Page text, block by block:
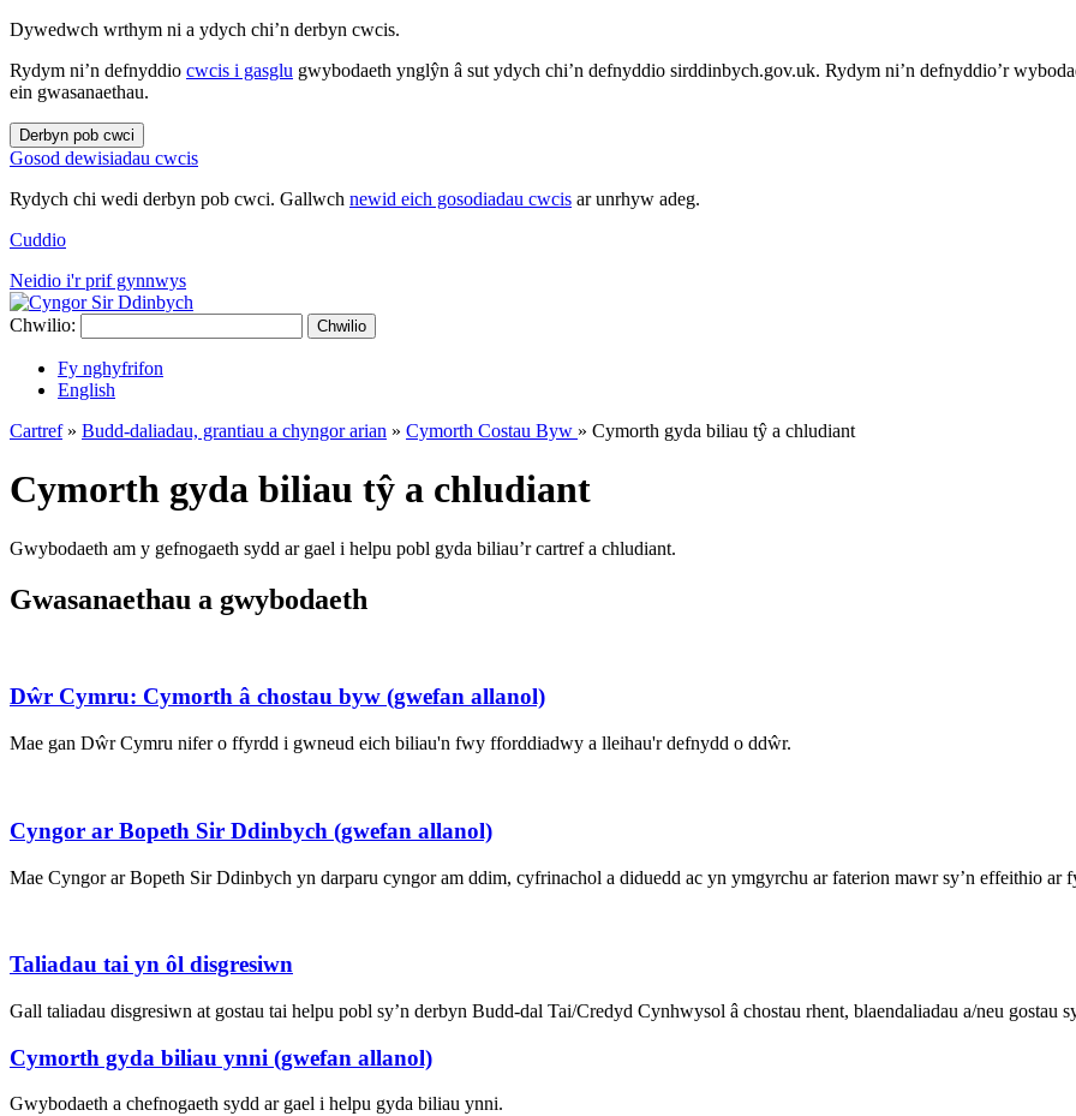
Dywedwch wrthym ni a ydych chi’n derbyn cwcis.
Rydym ni’n defnyddio cwcis i gasglu gwybodaeth ynglŷn â sut ydych chi’n defnyddio sirddinbych.gov.uk. Rydym ni’n defnyddio’r
ein gwasanaethau.
Derbyn pob cwci
Gosod dewisiadau cwcis
Rydych chi wedi derbyn pob cwci. Gallwch newid eich gosodiadau cwcis ar unrhyw adeg.
Cuddio
Neidio i'r prif gynnwys
Chwilio: Chwilio
Fy nghyfrifon
English
Cartref» Budd-daliadau, grantiau a chyngor arian » Cymorth Costau Byw » Cymorth gyda biliau tŷ a chludiant
Cymorth gyda biliau tŷ a chludiant
Gwybodaeth am y gefnogaeth sydd ar gael i helpu pobl gyda biliau’r cartref a chludiant.
Gwasanaethau a gwybodaeth
Dŵr Cymru: Cymorth â chostau byw (gwefan allanol)
Mae gan Dŵr Cymru nifer o ffyrdd i gwneud eich biliau'n fwy fforddiadwy a lleihau'r defnydd o ddŵr.
Cyngor ar Bopeth Sir Ddinbych (gwefan allanol)
Mae Cyngor ar Bopeth Sir Ddinbych yn darparu cyngor am ddim, cyfrinachol a diduedd ac yn ymgyrchu ar faterion mawr sy’n effeithio ar
Taliadau tai yn ôl disgresiwn
Gall taliadau disgresiwn at gostau tai helpu pobl sy’n derbyn Budd-dal Tai/Credyd Cynhwysol â chostau rhent, blaendaliadau a/neu gostau
Cymorth gyda biliau ynni (gwefan allanol)
Gwybodaeth a chefnogaeth sydd ar gael i helpu gyda biliau ynni.